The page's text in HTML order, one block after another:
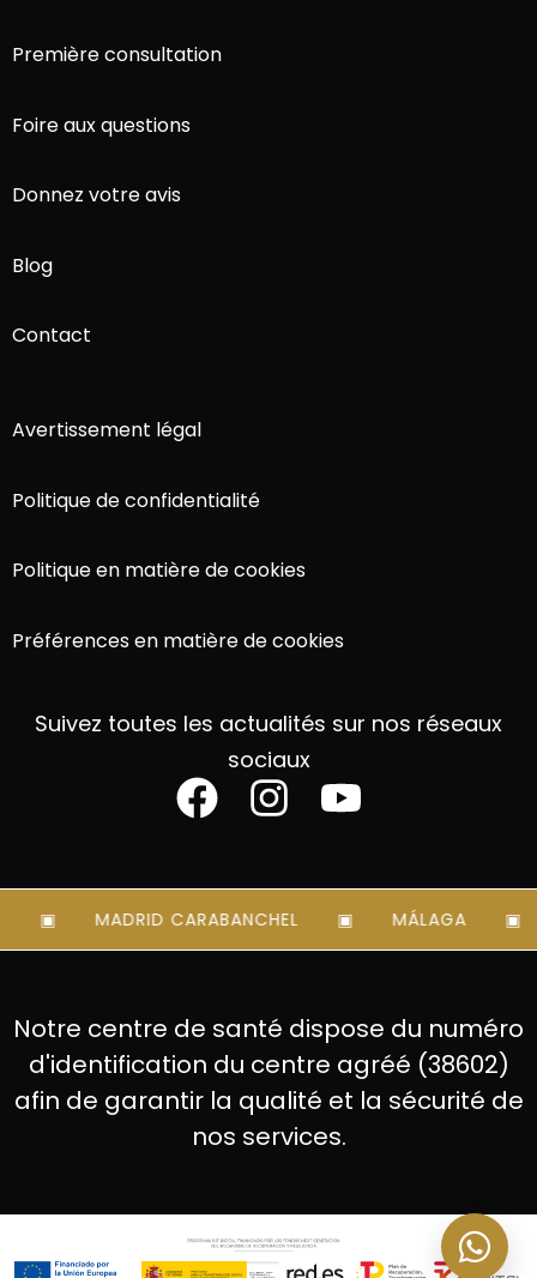
Première consultation
Foire aux questions
Donnez votre avis
Blog
Contact
Avertissement légal
Politique de confidentialité
Politique en matière de cookies
Préférences en matière de cookies
Suivez toutes les actualités sur nos réseaux
sociaux
MADRID CARABANCHEL MÁLAGA
Notre centre de santé dispose du numéro
d'identification du centre agréé (38602)
afin de garantir la qualité et la sécurité de
nos services.